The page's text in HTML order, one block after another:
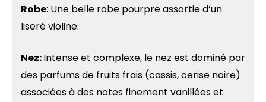
Robe: Une belle robe pourpre assortie d’un
liseré violine.
Nez:Intense et complexe, le nez est dominé par
des parfums de fruits frais (cassis, cerise noire)
associées à des notes finement vanillées et